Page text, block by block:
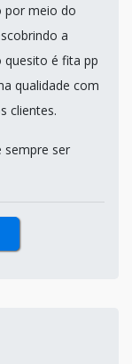
por meio do
a
quesito é fita pp
qualidade com
clientes.
sempre ser